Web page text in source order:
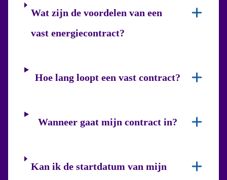
Wat zijn de voordelen van een
vast energiecontract?
Hoe lang loopt een vast contract?
Wanneer gaat mijn contract in?
Kan ik de startdatum van mijn